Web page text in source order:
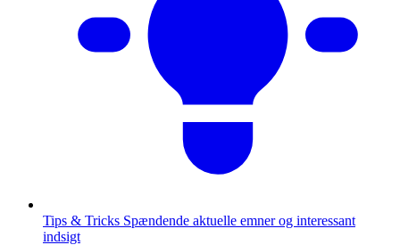
Tips & Tricks Spændende aktuelle emner og interessant
indsigt